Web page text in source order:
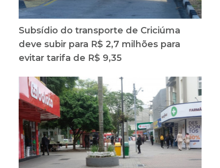
Subsídio do transporte de Criciúma
deve subir para R$ 2,7 milhões para
evitar tarifa de R$ 9,35